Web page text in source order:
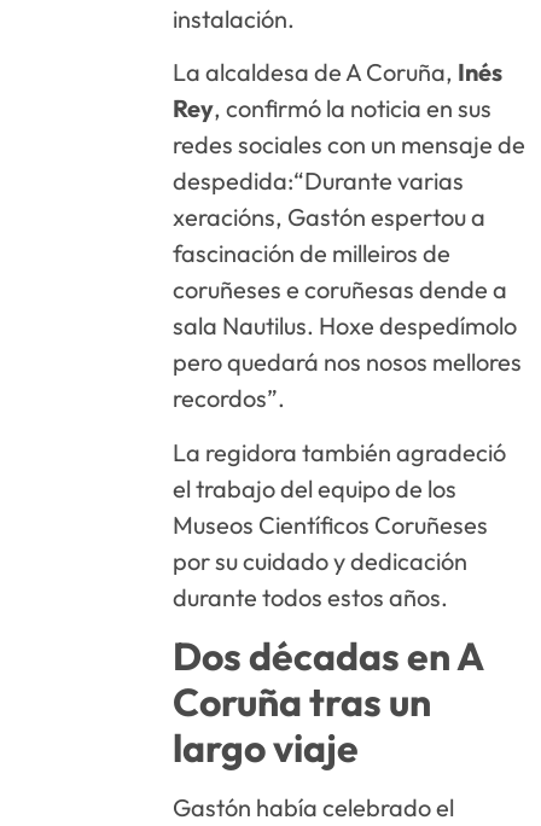
instalación.
La alcaldesa de A Coruña, Inés
Rey, confirmó la noticia en sus
redes sociales con un mensaje de
despedida:“Durante varias
xeracións, Gastón espertou a
fascinación de milleiros de
coruñeses e coruñesas dende a
sala Nautilus. Hoxe despedímolo
pero quedará nos nosos mellores
recordos”.
La regidora también agradeció
el trabajo del equipo de los
Museos Científicos Coruñeses
por su cuidado y dedicación
durante todos estos años.
Dos décadas en A
Coruña tras un
largo viaje
Gastón había celebrado el